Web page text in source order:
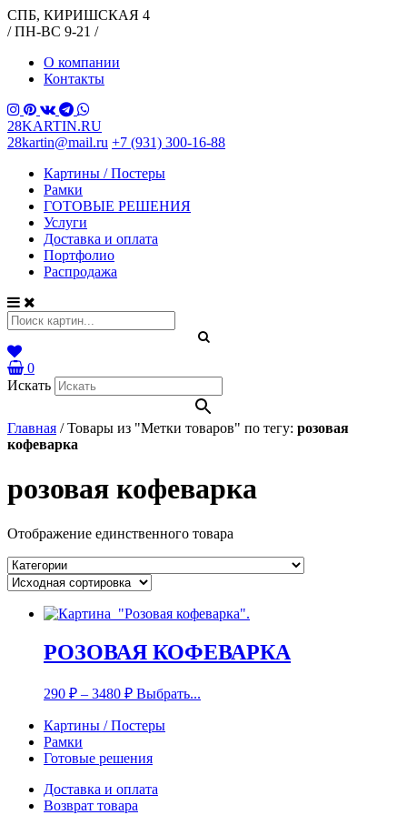
СПБ, КИРИШСКАЯ 4
/ ПН-ВС 9-21 /
О компании
Контакты
28KARTIN.RU
28kartin@mail.ru +7 (931) 300-16-88
Картины / Постеры
Рамки
ГОТОВЫЕ РЕШЕНИЯ
Услуги
Доставка и оплата
Портфолио
Распродажа
0
Искать
Главная /Товары из "Метки товаров" по тегу: розовая
кофеварка
розовая кофеварка
Отображение единственного товара
РОЗОВАЯ КОФЕВАРКА
290 ₽ – 3480 ₽ Выбрать...
Картины / Постеры
Рамки
Готовые решения
Доставка и оплата
Возврат товара